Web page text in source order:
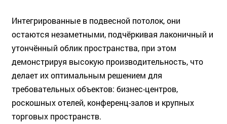
Интегрированные в подвесной потолок, они
остаются незаметными, подчёркивая лаконичный и
утончённый облик пространства, при этом
демонстрируя высокую производительность, что
делает их оптимальным решением для
требовательных объектов: бизнес-центров,
роскошных отелей, конференц-залов и крупных
торговых пространств.